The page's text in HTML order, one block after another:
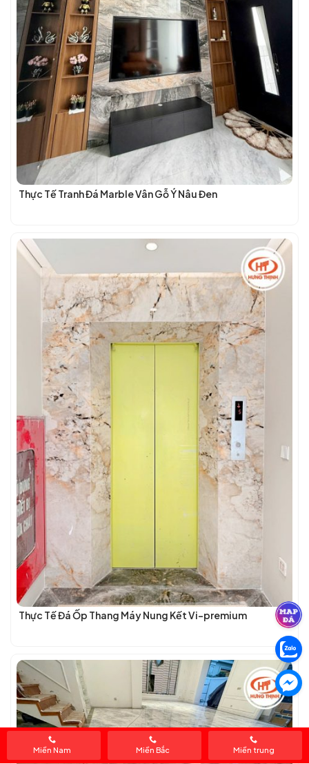
Thực Tế Tranh Đá Marble Vân Gỗ Ý Nâu Đen
Thực Tế Đá Ốp Thang Máy Nung Kết Vi-premium
Miền Nam Miền Bắc Miền trung